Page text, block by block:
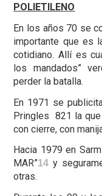
POLIETILENO
En los años 70 se
importante que es
cotidiano. Allí es
los mandados”
perder la batalla.
En 1971 se
Pringles 821 la que
con cierre, con
Hacia 1979 en
MAR”14 y
otras.